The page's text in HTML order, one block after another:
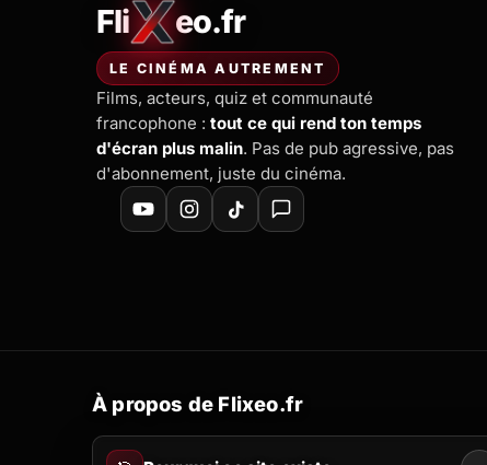
Fli eo.fr
FliXeo.fr
—
Accueil
LE CINÉMA AUTREMENT
Films, acteurs, quiz et communauté
francophone : tout ce qui rend ton temps
d'écran plus malin. Pas de pub agressive, pas
d'abonnement, juste du cinéma.
À propos de Flixeo.fr